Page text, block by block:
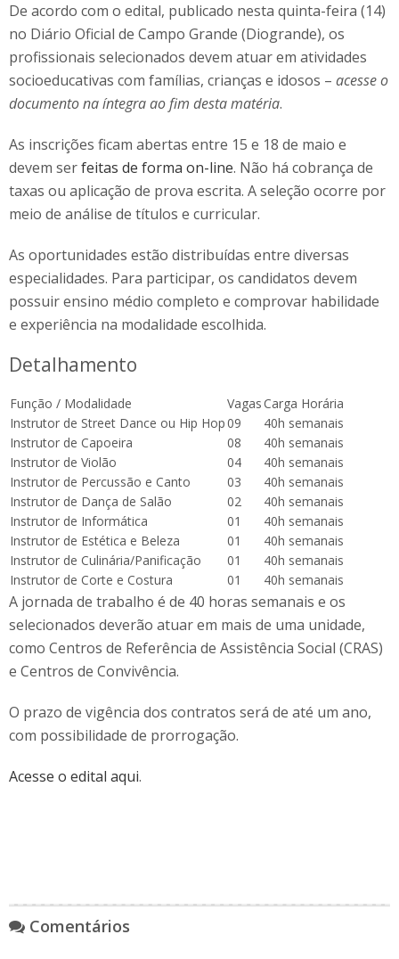
De acordo com o edital, publicado nesta quinta-feira (14)
no Diário Oficial de Campo Grande (Diogrande), os
profissionais selecionados devem atuar em atividades
socioeducativas com famílias, crianças e idosos – acesse o
documento na íntegra ao fim desta matéria.
As inscrições ficam abertas entre 15 e 18 de maio e
devem serfeitas de forma on-line. Não há cobrança de
taxas ou aplicação de prova escrita. A seleção ocorre por
meio de análise de títulos e curricular.
As oportunidades estão distribuídas entre diversas
especialidades. Para participar, os candidatos devem
possuir ensino médio completo e comprovar habilidade
e experiência na modalidade escolhida.
Detalhamento
Função / Modalidade VagasCarga Horária
Instrutor de Street Dance ou Hip Hop09
40h semanais
Instrutor de Capoeira
08
40h semanais
Instrutor de Violão
04
40h semanais
Instrutor de Percussão e Canto
03
40h semanais
Instrutor de Dança de Salão
02
40h semanais
Instrutor de Informática
01
40h semanais
Instrutor de Estética e Beleza
01
40h semanais
Instrutor de Culinária/Panificação
01
40h semanais
Instrutor de Corte e Costura
01 40h semanais
A jornada de trabalho é de 40 horas semanais e os
selecionados deverão atuar em mais de uma unidade,
como Centros de Referência de Assistência Social (CRAS)
e Centros de Convivência.
O prazo de vigência dos contratos será de até um ano,
com possibilidade de prorrogação.
Acesse o edital aqui.
Comentários